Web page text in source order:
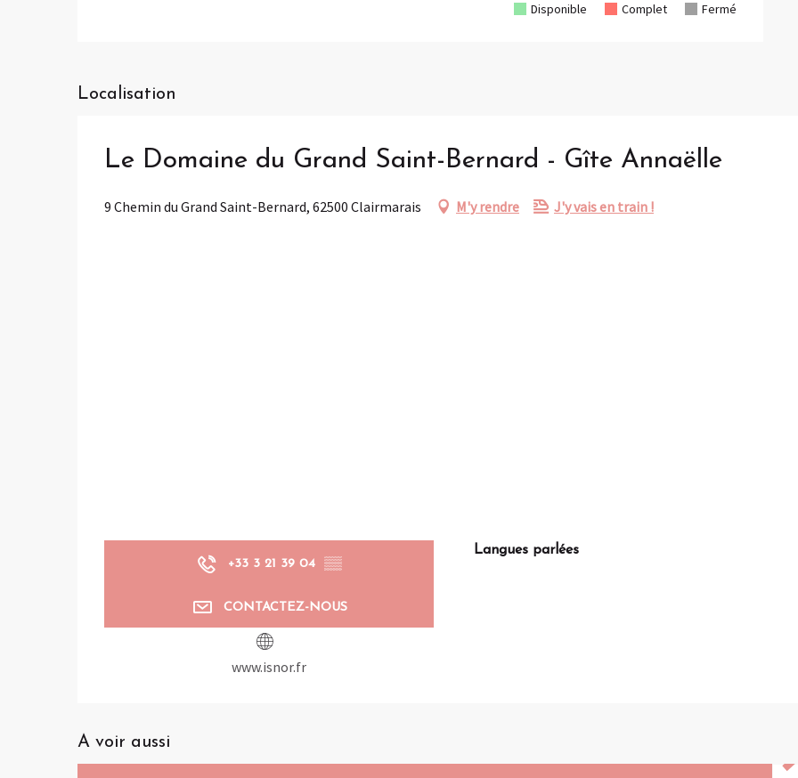
Disponible Complet Fermé
Localisation
Le Domaine du Grand Saint-Bernard - Gîte Annaëlle
9 Chemin du Grand Saint-Bernard, 62500 Clairmarais M'y rendre J'y vais en train !
+33 3 21 39 04 ▒▒
CONTACTEZ-NOUS
www.isnor.fr
Langues parlées
Langues parlées
A voir aussi